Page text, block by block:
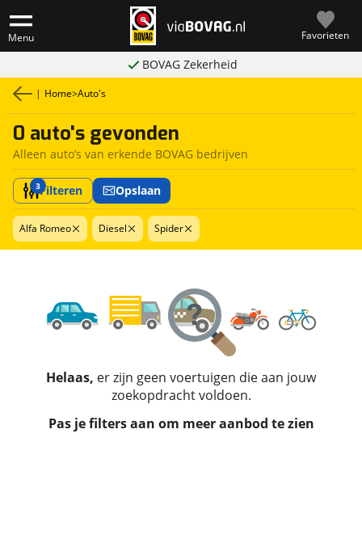
Menu Favorieten
BOVAG Zekerheid
| Home>Auto's
0 auto's gevonden
Alleen auto’s van erkende BOVAG bedrijven
3Filteren Opslaan
Alfa Romeo Diesel Spider
Helaas, er zijn geen voertuigen die aan jouw
zoekopdracht voldoen.
Pas je filters aan om meer aanbod te zien